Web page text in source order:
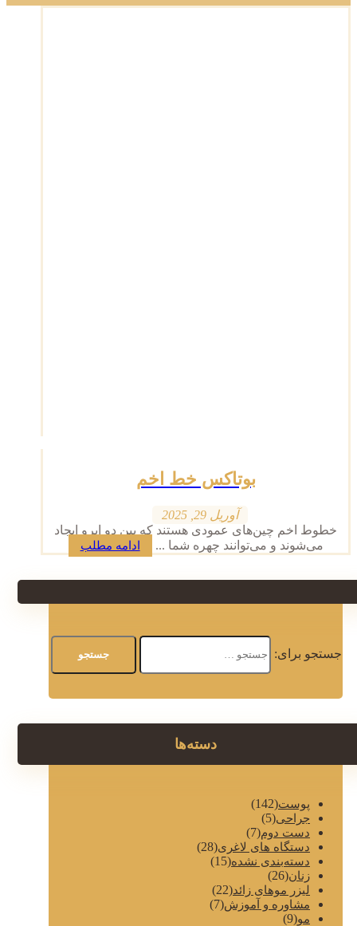
بوتاکس خط اخم
آوریل 29, 2025
خطوط اخم چین‌های عمودی هستند که بین دو ابرو ایجاد
می‌شوند و می‌توانند چهره شما ...
ادامه مطلب
جستجو برای:
دسته‌ها
پوست(142)
جراحی(5)
دست دوم(7)
دستگاه های لاغری(28)
دسته‌بندی نشده(15)
زنان(26)
لیزر موهای زائد(22)
مشاوره و آموزش(7)
مو(9)